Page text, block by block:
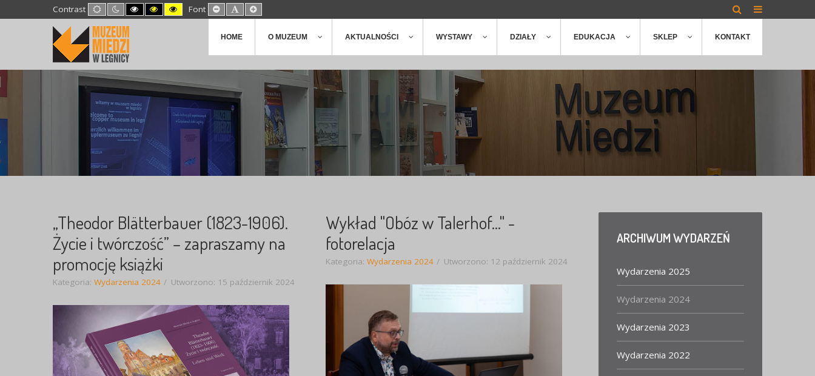
Contrast Default
mode
Night
mode
High
Contrast
High
Contrast
High
Contrast
Font Set
Smaller
Set
Default
Set
Larger
HOME O MUZEUM AKTUALNOŚCI WYSTAWY DZIAŁY EDUKACJA SKLEP KONTAKT
„Theodor Blätterbauer (1823-1906).
Życie i twórczość” – zapraszamy na
promocję książki
Kategoria: Wydarzenia 2024 Utworzono: 15 październik 2024
Wykład "Obóz w Talerhof..." -
fotorelacja
Kategoria: Wydarzenia 2024 Utworzono: 12 październik 2024
ARCHIWUMWYDARZEŃ
Wydarzenia 2025
Wydarzenia 2024
Wydarzenia 2023
Wydarzenia 2022